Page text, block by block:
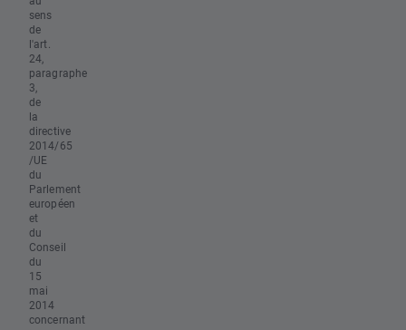
sens
de
l'art.
24,
paragraphe
3,
de
la
directive
2014/65
/UE
du
Parlement
européen
et
du
Conseil
du
15
mai
2014
concernant